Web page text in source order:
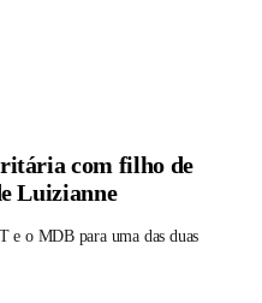
com filho de
Luizianne
e o MDB para uma das duas